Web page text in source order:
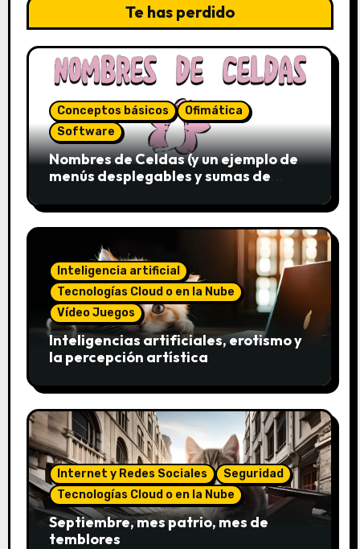
Te has perdido
Conceptos básicos
Ofimática
Software
Nombres de Celdas (y un ejemplo de
menús desplegables y sumas de
Inteligencia artificial
Tecnologías Cloud o en la Nube
Vídeo Juegos
Inteligencias artificiales, erotismo y
la percepción artística
Internet y Redes Sociales
Seguridad
Tecnologías Cloud o en la Nube
Septiembre, mes patrio, mes de
temblores